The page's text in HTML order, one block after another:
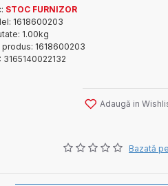
Bazată
STOC FURNIZOR
1618600203
1.00kg
produs: 1618600203
3165140022132
Adaugă in